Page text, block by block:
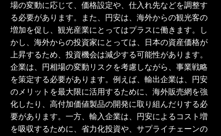
場の変動に応じて、価格設定や、仕入れ先などを調整す
る必要があります。また、円安は、海外からの観光客の
増加を促し、観光産業にとってはプラスに働きます。し
かし、海外からの投資家にとっては、日本の資産価格が
上昇するため、投資機会は減少する可能性があります。
企業は、円相場の変動リスクを考慮しながら、事業戦略
を策定する必要があります。例えば、輸出企業は、円安
のメリットを最大限に活用するために、海外販売網を強
化したり、高付加価値製品の開発に取り組んだりする必
要があります。一方、輸入企業は、円安によるコスト増
を吸収するために、省力化投資や、サプライチェーンの